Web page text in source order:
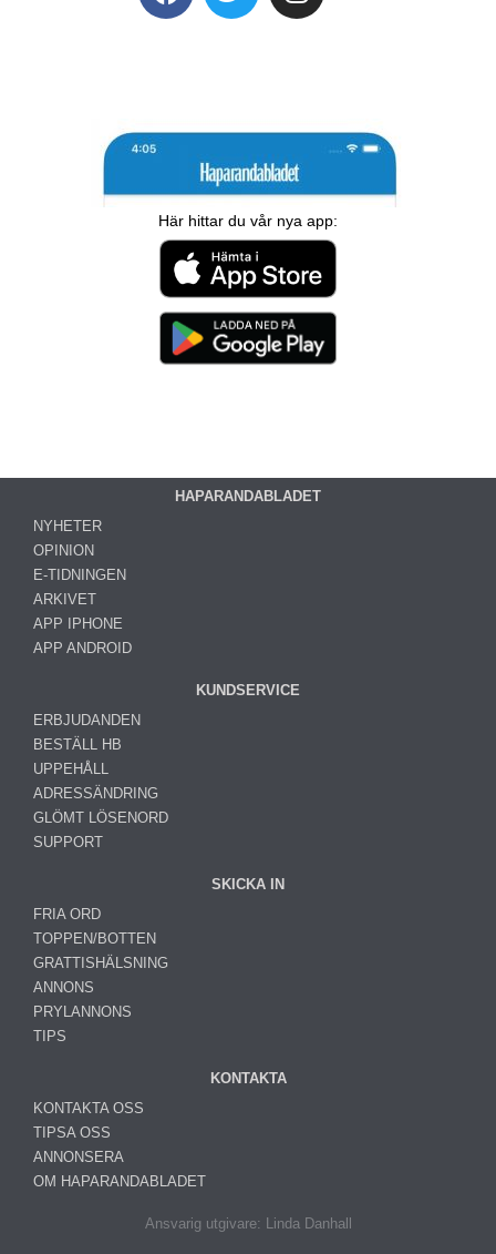
Här hittar du vår nya app:
HAPARANDABLADET
NYHETER
OPINION
E-TIDNINGEN
ARKIVET
APP IPHONE
APP ANDROID
KUNDSERVICE
ERBJUDANDEN
BESTÄLL HB
UPPEHÅLL
ADRESSÄNDRING
GLÖMT LÖSENORD
SUPPORT
SKICKA IN
FRIA ORD
TOPPEN/BOTTEN
GRATTISHÄLSNING
ANNONS
PRYLANNONS
TIPS
KONTAKTA
KONTAKTA OSS
TIPSA OSS
ANNONSERA
OM HAPARANDABLADET
Ansvarig utgivare: Linda Danhall